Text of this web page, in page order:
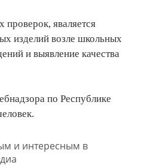
проверок, яваляется
изделий возле школьных
и выявление качества
по Республике
и интересным в